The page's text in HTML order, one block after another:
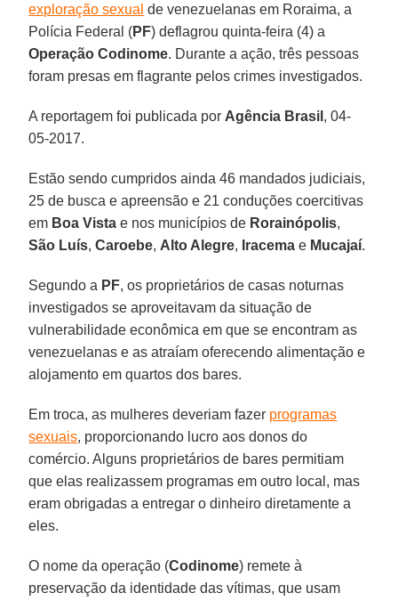
exploração sexual de venezuelanas em Roraima, a
Polícia Federal (PF) deflagrou quinta-feira (4) a
Operação Codinome. Durante a ação, três pessoas
foram presas em flagrante pelos crimes investigados.
A reportagem foi publicada por Agência Brasil , 04-
05-2017.
Estão sendo cumpridos ainda 46 mandados judiciais,
25 de busca e apreensão e 21 conduções coercitivas
em Boa Vista e nos municípios de Rorainópolis,
São Luís,Caroebe, Alto Alegre, Iracema e Mucajaí.
Segundo a PF, os proprietários de casas noturnas
investigados se aproveitavam da situação de
vulnerabilidade econômica em que se encontram as
venezuelanas e as atraíam oferecendo alimentação e
alojamento em quartos dos bares.
Em troca, as mulheres deveriam fazer programas
sexuais, proporcionando lucro aos donos do
comércio. Alguns proprietários de bares permitiam
que elas realizassem programas em outro local, mas
eram obrigadas a entregar o dinheiro diretamente a
eles.
O nome da operação (Codinome) remete à
preservação da identidade das vítimas, que usam